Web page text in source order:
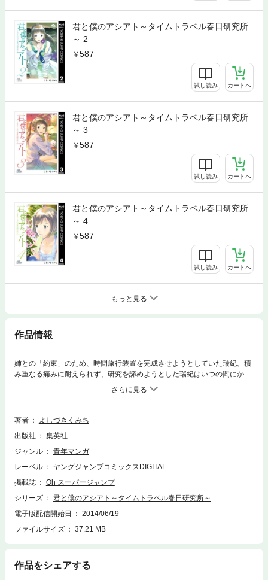
君と僕のアシアト～タイムトラベル春日研究所
～ 2
587
試し読み カートへ
君と僕のアシアト～タイムトラベル春日研究所
～ 3
587
試し読み カートへ
君と僕のアシアト～タイムトラベル春日研究所
～ 4
587
試し読み カートへ
もっと見る
作品情報
姉との「約束」のため、時間旅行装置を完成させようとしていた瑞紀。積
み重なる痛みに耐えられず、研究を諦めようとした瑞紀はいつの間にか見
覚えのない場所に居ることに気づくが──？
著者
よしづきくみち
出版社
集英社
ジャンル
青年マンガ
レーベル
ヤングジャンプコミックスDIGITAL
掲載誌
Oh スーパージャンプ
シリーズ
君と僕のアシアト～タイムトラベル春日研究所～
電子版配信開始日
2014/06/19
ファイルサイズ
37.21 MB
作品をシェアする